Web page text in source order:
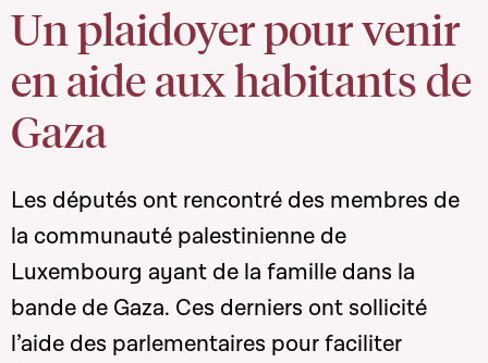
Un plaidoyer pour venir
en aide aux habitants de
Gaza
Les députés ont rencontré des membres de
la communauté palestinienne de
Luxembourg ayant de la famille dans la
bande de Gaza. Ces derniers ont sollicité
l’aide des parlementaires pour faciliter